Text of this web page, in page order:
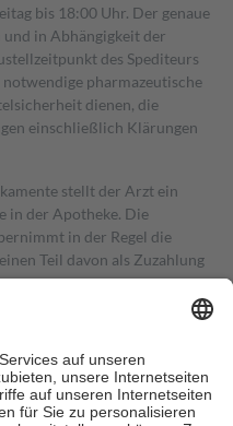
bis 18:00 Uhr. Der genaue
in Abhängigkeit der
des Spediteurs
pharmazeutische
dienen, die
einschließlich Klärungen
stellt der Arzt ein
in der Apotheke. Die
in der Regel die
Teil davon als Zuzahlung
in Höhe von zehn
nie mehr als die tatsächlichen
für Online-Apotheken.
beträgt die